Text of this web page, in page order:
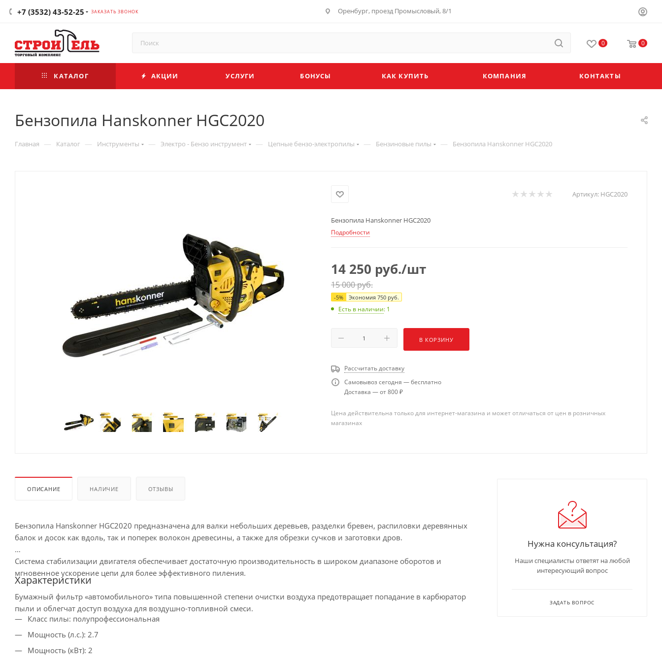
+7 (3532) 43-52-25 ЗАКАЗАТЬ ЗВОНОК Оренбург, проезд Промысловый, 8/1
0 0
КАТАЛОГ АКЦИИ УСЛУГИ БОНУСЫ КАК КУПИТЬ КОМПАНИЯ КОНТАКТЫ
Бензопила Hanskonner HGC2020
Главная — Каталог — Инструменты — Электро - Бензо инструмент — Цепные бензо-электропилы — Бензиновые пилы — Бензопила Hanskonner HGC2020
Артикул: HGC2020
Бензопила Hanskonner HGC2020
Подробности
14 250 руб./шт
15 000руб.
-5% Экономия 750 руб.
Есть в наличии: 1
В КОРЗИНУ
Рассчитать доставку
Самовывоз сегодня — бесплатно
Доставка — от 800 ₽
Цена действительна только для интернет-магазина и может отличаться от цен в розничных
магазинах
ОПИСАНИЕ НАЛИЧИЕ ОТЗЫВЫ
Бензопила Hanskonner HGC2020 предназначена для валки небольших деревьев, разделки бревен, распиловки деревянных
балок и досок как вдоль, так и поперек волокон древесины, а также для обрезки сучков и заготовки дров.
Система стабилизации двигателя обеспечивает достаточную производительность в широком диапазоне оборотов и
мгновенное ускорение цепи для более эффективного пиления.
Бумажный фильтр «автомобильного» типа повышенной степени очистки воздуха предотвращает попадание в карбюратор
пыли и облегчат доступ воздуха для воздушно-топливной смеси.
Характеристики
Класс пилы: полупрофессиональная
Мощность (л.с.): 2.7
Мощность (кВт): 2
Нужна консультация?
Наши специалисты ответят на любой
интересующий вопрос
ЗАДАТЬ ВОПРОС